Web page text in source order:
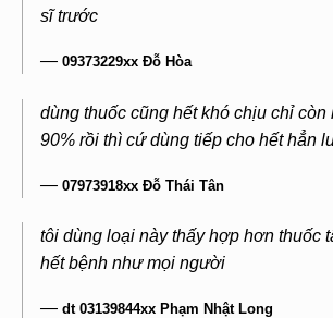
sĩ trước
—09373229xx Đỗ Hòa
dùng thuốc cũng hết khó chịu chỉ
90% rồi thì cứ dùng tiếp cho hết hẳn
—07973918xx Đỗ Thái Tân
tôi dùng loại này thấy hợp hơn thuốc
hết bệnh như mọi người
—dt 03139844xx Phạm Nhật Long